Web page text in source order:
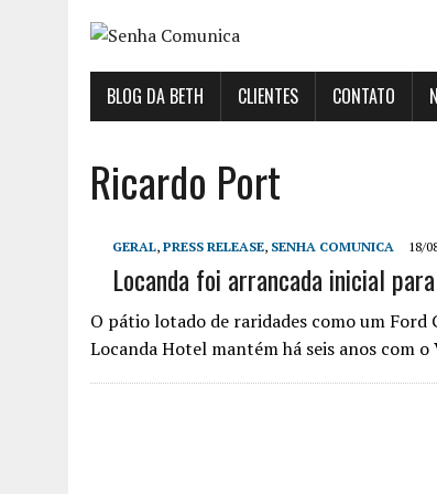
BLOG DA BETH CLIENTES CONTATO
Ricardo Port
GERAL, PRESS RELEASE, SENHA COMUNICA 18/
Locanda foi arrancada inicial
O pátio lotado de raridades como um
Locanda Hotel mantém há seis anos com